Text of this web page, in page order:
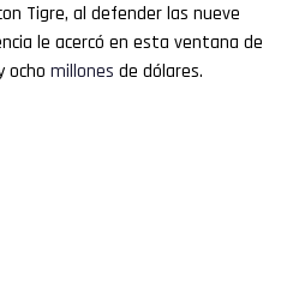
Tigre, al defender las nueve
le acercó en esta ventana de
ocho millones de dólares.